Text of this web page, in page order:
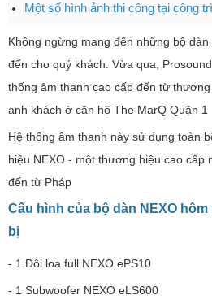
Một số hình ảnh thi công tại công
Không ngừng mang đến những bộ
đến cho quý khách. Vừa qua,
thống âm thanh cao cấp đến từ
anh khách ở căn hộ The MarQ Quận 1
Hệ thống âm thanh này sử dụng toàn
hiệu NEXO - một thương hiệu cao cấp
đến từ Pháp
Cấu hình của bộ dàn NEXO
bị
- 1 Đôi loa full NEXO ePS10
- 1 Subwoofer NEXO eLS600